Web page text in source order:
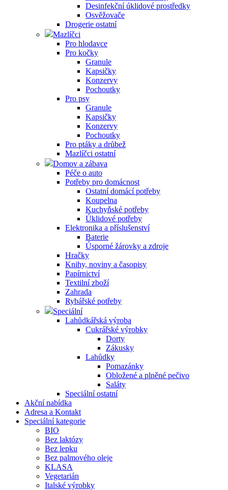
Desinfekční úklidové prostředky
Osvěžovače
Drogerie ostatní
Mazlíčci
Pro hlodavce
Pro kočky
Granule
Kapsičky
Konzervy
Pochoutky
Pro psy
Granule
Kapsičky
Konzervy
Pochoutky
Pro ptáky a drůbež
Mazlíčci ostatní
Domov a zábava
Péče o auto
Potřeby pro domácnost
Ostatní domácí potřeby
Koupelna
Kuchyňské potřeby
Úklidové potřeby
Elektronika a příslušenství
Baterie
Úsporné žárovky a zdroje
Hračky
Knihy, noviny a časopisy
Papírnictví
Textilní zboží
Zahrada
Rybářské potřeby
Speciální
Lahůdkářská výroba
Cukrářské výrobky
Dorty
Zákusky
Lahůdky
Pomazánky
Obložené a plněné pečivo
Saláty
Speciální ostatní
Akční nabídka
Adresa a Kontakt
Speciální kategorie
BIO
Bez laktózy
Bez lepku
Bez palmového oleje
KLASA
Vegetarián
Italské výrobky